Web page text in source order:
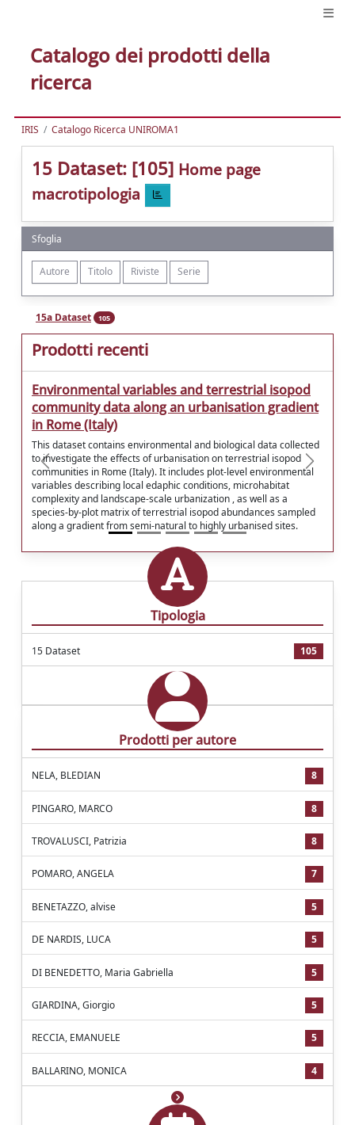
Catalogo dei prodotti della
ricerca
IRIS Catalogo Ricerca UNIROMA1
15 Dataset: [105] Home page
macrotipologia
Sfoglia
15a Dataset 105
Prodotti recenti
Environmental variables and terrestrial isopod
community data along an urbanisation gradient
in Rome (Italy)
This dataset contains environmental and biological data collected
to investigate the effects of urbanisation on terrestrial isopod
communities in Rome (Italy). It includes plot-level environmental
variables describing local edaphic conditions, microhabitat
complexity and landscape-scale urbanization , as well as a
species-by-plot matrix of terrestrial isopod abundances sampled
along a gradient from semi-natural to highly urbanised sites.
precedente
Tipologia
15 Dataset 105
Prodotti per autore
NELA, BLEDIAN 8
PINGARO, MARCO 8
TROVALUSCI, Patrizia 8
POMARO, ANGELA 7
BENETAZZO, alvise 5
DE NARDIS, LUCA 5
DI BENEDETTO, Maria Gabriella 5
GIARDINA, Giorgio 5
RECCIA, EMANUELE 5
BALLARINO, MONICA 4